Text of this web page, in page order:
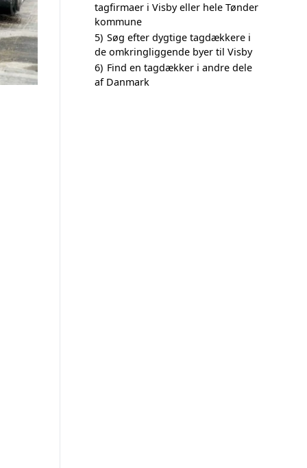
tagfirmaer i Visby eller hele Tønder
kommune
5) Søg efter dygtige tagdækkere i
de omkringliggende byer til Visby
6) Find en tagdækker i andre dele
af Danmark